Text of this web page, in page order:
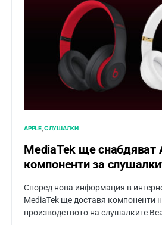
APPLE СЛУШАЛКИ
MediaTek ще снабдяват
компоненти за
Според нова информация в
MediaTek ще доставя компоненти
производството на слушалките